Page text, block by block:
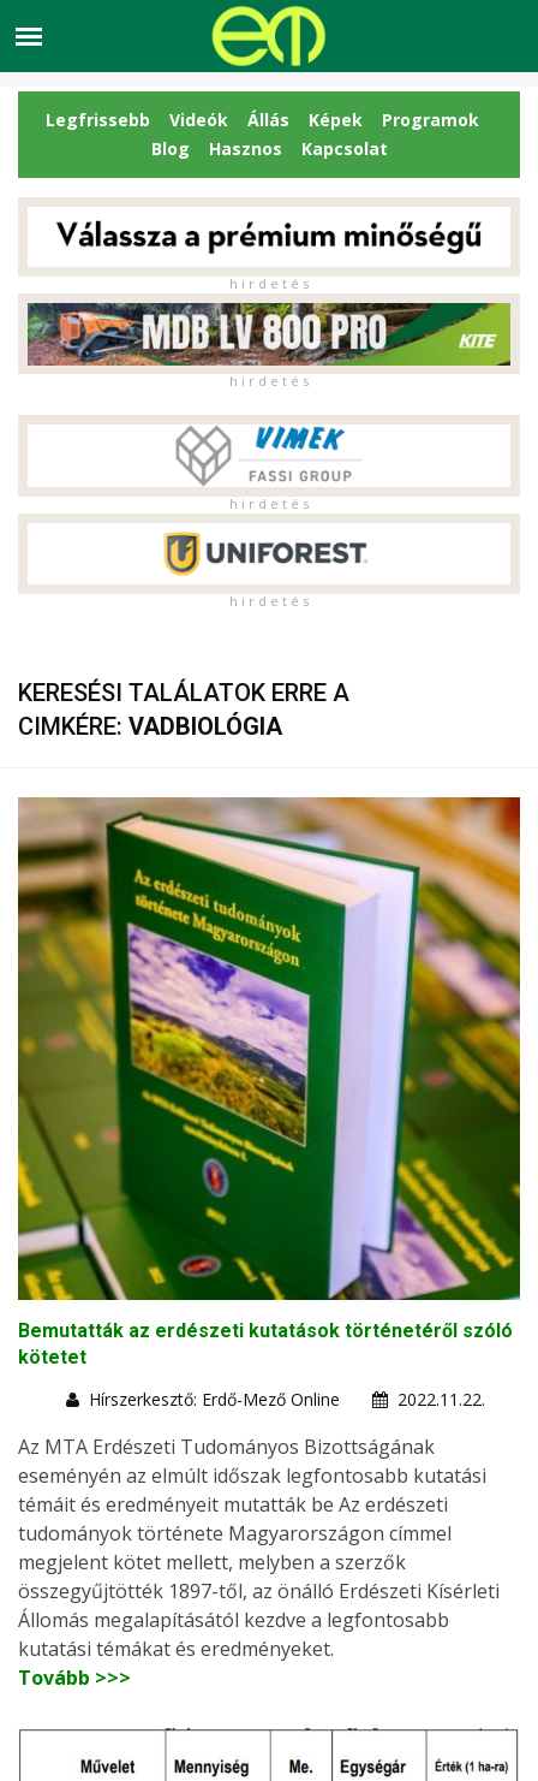
Legfrissebb Videók Állás Képek
Programok
Blog
Hasznos Kapcsolat
h i r d e t é s
h i r d e t é s
h i r d e t é s
h i r d e t é s
KERESÉSI TALÁLATOK ERRE A
CIMKÉRE: VADBIOLÓGIA
Bemutatták az erdészeti kutatások történetéről szóló
kötetet
Hírszerkesztő: Erdő-Mező Online
2022.11.22.
Az MTA Erdészeti Tudományos Bizottságának
eseményén az elmúlt időszak legfontosabb kutatási
témáit és eredményeit mutatták be Az erdészeti
tudományok története Magyarországon címmel
megjelent kötet mellett, melyben a szerzők
összegyűjtötték 1897-től, az önálló Erdészeti Kísérleti
Állomás megalapításától kezdve a legfontosabb
kutatási témákat és eredményeket.
Tovább >>>